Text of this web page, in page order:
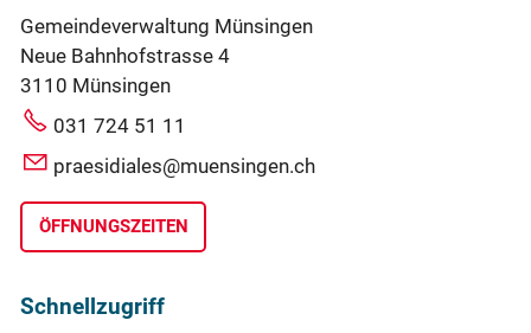
Gemeindeverwaltung Münsingen
Neue Bahnhofstrasse 4
3110 Münsingen
031 724 51 11
praesidiales@muensingen.ch
ÖFFNUNGSZEITEN
Schnellzugriff